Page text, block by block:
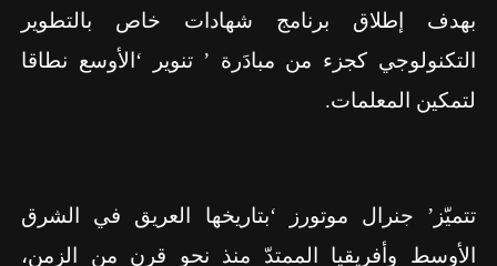
بهدف إطلاق برنامج شهادات خاص بالتطوير
التكنولوجي كجزء من مبادَرة ’ تنوير ‘الأوسع نطاقا
لتمكين المعلمات.
تتميّز’ جنرال موتورز ‘بتاريخها العريق في الشرق
الأوسط وأفريقيا الممتدّ منذ نحو قرن من الزمن،